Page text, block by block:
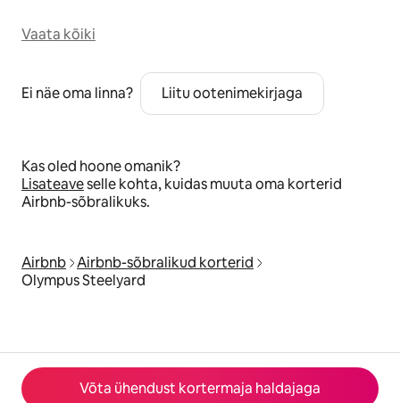
Võta ühendust kortermaja haldajaga
Vaata kõiki
Ei näe oma linna? Liitu ootenimekirjaga
Kas oled hoone omanik?
Lisateaveselle kohta, kuidas muuta oma korterid
Airbnb-sõbralikuks.
Airbnb Airbnb-sõbralikud korterid
Olympus Steelyard